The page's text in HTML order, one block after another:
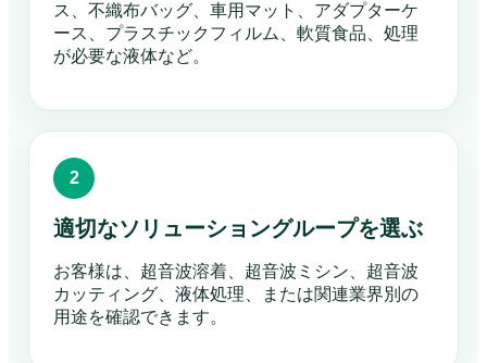
ス、不織布バッグ、車用マット、アダプターケ
ース、プラスチックフィルム、軟質食品、処理
が必要な液体など。
適切なソリューショングループを選ぶ
お客様は、超音波溶着、超音波ミシン、超音波
カッティング、液体処理、または関連業界別の
用途を確認できます。